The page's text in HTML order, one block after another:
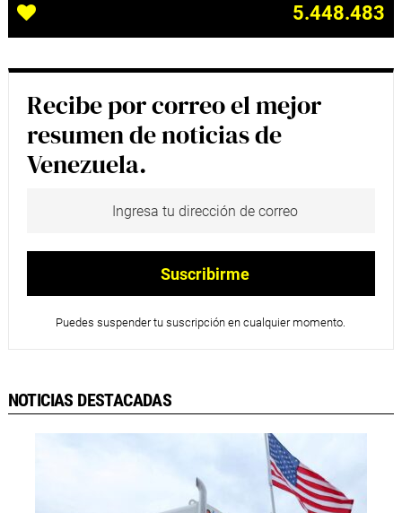
5.448.483
Recibe por correo el mejor
resumen de noticias de
Venezuela.
Puedes suspender tu suscripción en cualquier momento.
NOTICIAS DESTACADAS